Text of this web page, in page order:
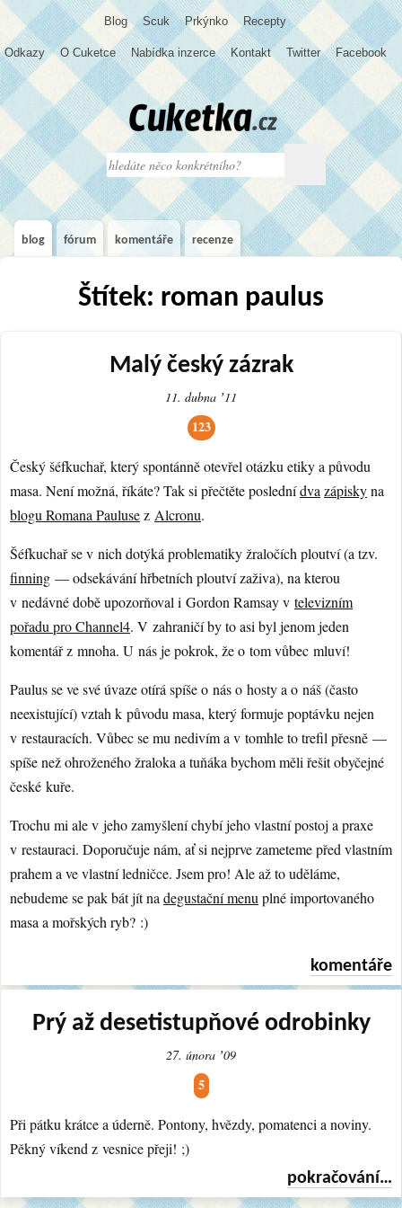
Blog Scuk Prkýnko Recepty
Odkazy O Cuketce Nabídka inzerce Kontakt Twitter Facebook
blog fórum komentáře recenze
Štítek: roman paulus
Malý český zázrak
11. dubna ʼ11
123
Český šéfkuchař, který spontánně otevřel otázku etiky a původu
masa. Není možná, říkáte? Tak si přečtěte poslednídva zápiskyna
blogu Romana Paulusez Alcronu.
Šéfkuchař se v nich dotýká problematiky žraločích ploutví (a tzv.
finning — odsekávání hřbetních ploutví zaživa), na kterou
v nedávné době upozorňoval i Gordon Ramsay v televizním
pořadu pro Channel4. V zahraničí by to asi byl jenom jeden
komentář z mnoha. U nás je pokrok, že o tom vůbec mluví!
Paulus se ve své úvaze otírá spíše o nás o hosty a o náš (často
neexistující) vztah k původu masa, který formuje poptávku nejen
v restauracích. Vůbec se mu nedivím a v tomhle to trefil přesně —
spíše než ohroženého žraloka a tuňáka bychom měli řešit obyčejné
české kuře.
Trochu mi ale v jeho zamyšlení chybí jeho vlastní postoj a praxe
v restauraci. Doporučuje nám, ať si nejprve zameteme před vlastním
prahem a ve vlastní ledničce. Jsem pro! Ale až to uděláme,
nebudeme se pak bát jít na degustační menu plné importovaného
masa a mořských ryb? :)
komentáře
Prý až desetistupňové odrobinky
27. února ʼ09
5
Při pátku krátce a úderně. Pontony, hvězdy, pomatenci a noviny.
Pěkný víkend z vesnice přeji! ;)
pokračování…